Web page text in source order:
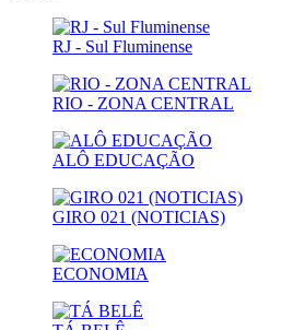
RJ - Sul Fluminense
RIO - ZONA CENTRAL
ALÔ EDUCAÇÃO
GIRO 021 (NOTICIAS)
ECONOMIA